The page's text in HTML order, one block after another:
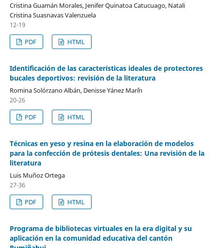
Cristina Guamán Morales, Jenifer Quinatoa Catucuago, Natali
Cristina Suasnavas Valenzuela
12-19
PDF
HTML
Identificación de las características ideales de protectores
bucales deportivos: revisión de la literatura
Romina Solórzano Albán, Denisse Yánez Mar´ín
20-26
PDF
HTML
Técnicas en yeso y resina en la elaboración de modelos
para la confección de prótesis dentales: Una revisión de la
literatura
Luis Muñoz Ortega
27-36
PDF
HTML
Programa de bibliotecas virtuales en la era digital y su
aplicación en la comunidad educativa del cantón